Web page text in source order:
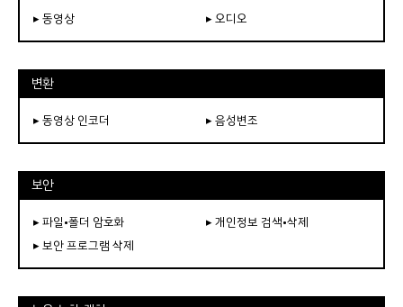
▸ 동영상 ▸ 오디오
변환
▸ 동영상 인코더 ▸ 음성변조
보안
▸ 파일•폴더 암호화
▸ 개인정보 검색•삭제
▸ 보안 프로그램 삭제